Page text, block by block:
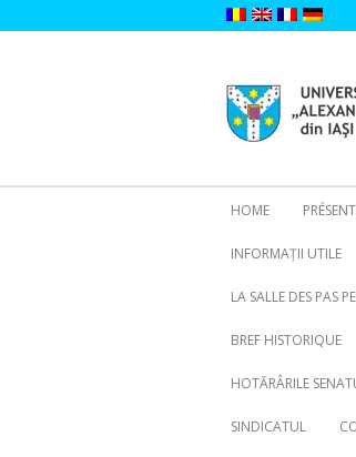
to
HOME
INFORMAȚII UTILE
LA SALLE DES PAS
BREF HISTORIQUE
HOTĂRÂRILE
SINDICATUL